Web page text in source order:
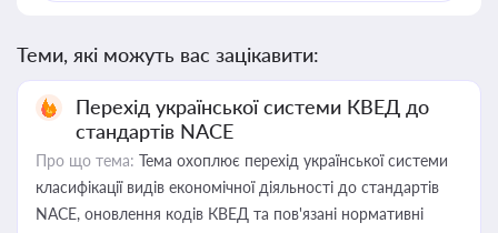
Теми, які можуть вас зацікавити:
Перехід української системи КВЕД до
стандартів NACE
Про що тема: Тема охоплює перехід української системи
класифікації видів економічної діяльності до стандартів
NACE, оновлення кодів КВЕД та пов'язані нормативні